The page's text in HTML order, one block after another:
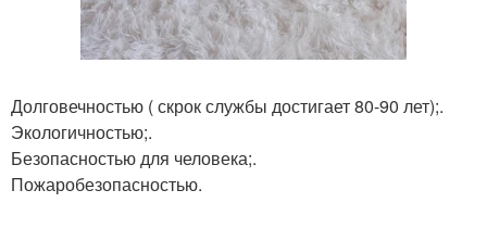
Долговечностью ( скрок службы достигает 80-90 лет);.
Экологичностью;.
Безопасностью для человека;.
Пожаробезопасностью.